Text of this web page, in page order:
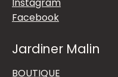
Instagram
Facebook
Jardiner Malin
BOUTIQUE